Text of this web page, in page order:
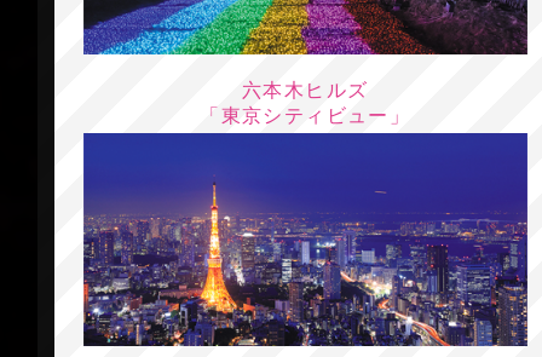
六本木ヒルズ
「東京シティビュー」